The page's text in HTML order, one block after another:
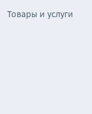
Товары и услуги